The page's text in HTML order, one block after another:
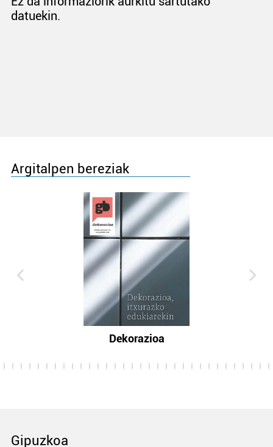
datuekin.
Argitalpen bereziak
Dekorazioa
Gipuzkoa